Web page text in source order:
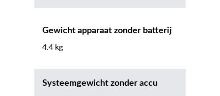
Gewicht apparaat zonder batterij
4.4 kg
Systeemgewicht zonder accu